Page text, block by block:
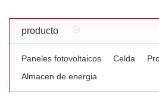
producto
Paneles fotovoltaicos Celda
Almacen de energia